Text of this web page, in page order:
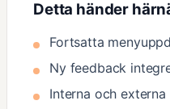
Detta händer
Fortsatta
Ny feedback
Interna och